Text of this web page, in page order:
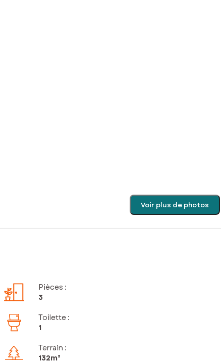
Voir plus de photos
Pièces :
3
Toilette :
1
Terrain :
132m²